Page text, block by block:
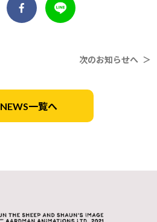
次のお知らせへ ＞
一覧へ